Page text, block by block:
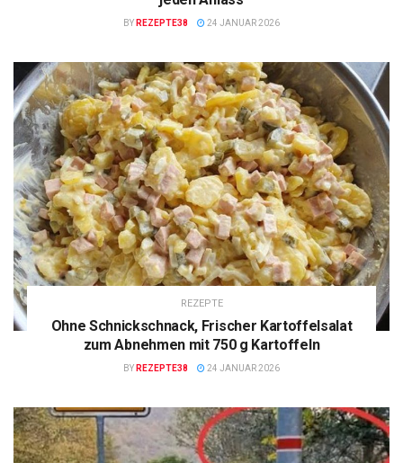
BY REZEPTE38 24 JANUAR 2026
REZEPTE
Ohne Schnickschnack, Frischer Kartoffelsalat
zum Abnehmen mit 750 g Kartoffeln
BY REZEPTE38 24 JANUAR 2026